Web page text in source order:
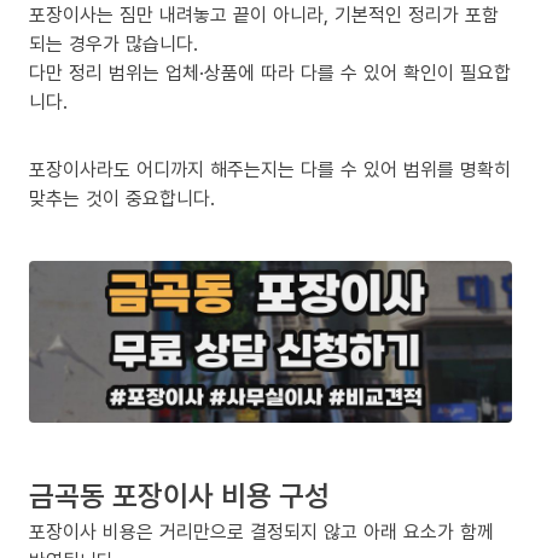
포장이사는 짐만 내려놓고 끝이 아니라, 기본적인 정리가 포함
되는 경우가 많습니다.
다만 정리 범위는 업체·상품에 따라 다를 수 있어 확인이 필요합
니다.
포장이사라도 어디까지 해주는지는 다를 수 있어 범위를 명확히
맞추는 것이 중요합니다.
금곡동 포장이사 비용 구성
포장이사 비용은 거리만으로 결정되지 않고 아래 요소가 함께